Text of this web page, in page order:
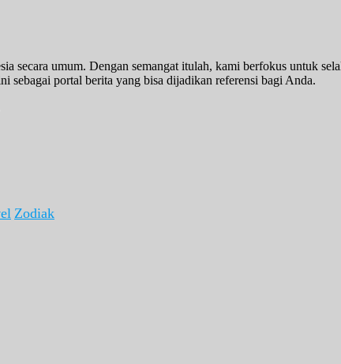
secara umum. Dengan semangat itulah, kami berfokus untuk
sebagai portal berita yang bisa dijadikan referensi bagi Anda.
Zodiak